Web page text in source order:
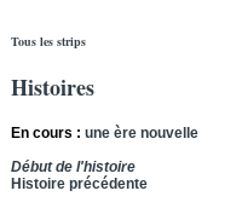
Tous les strips
Histoires
En cours : une ère nouvelle
Début de l'histoire
Histoire précédente